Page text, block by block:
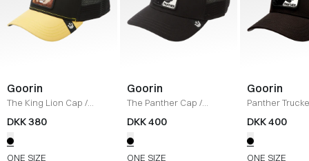
Goorin
The King Lion Cap /
BLACK
DKK 380
ONE SIZE
Goorin
The Panther Cap /
BLACK
DKK 400
ONE SIZE
Goorin
Panther
BLACK
DKK 400
ONE SIZE